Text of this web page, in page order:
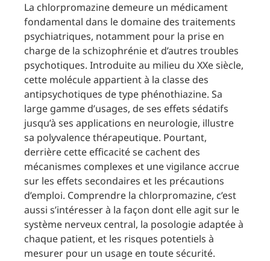
La chlorpromazine demeure un médicament
fondamental dans le domaine des traitements
psychiatriques, notamment pour la prise en
charge de la schizophrénie et d’autres troubles
psychotiques. Introduite au milieu du XXe siècle,
cette molécule appartient à la classe des
antipsychotiques de type phénothiazine. Sa
large gamme d’usages, de ses effets sédatifs
jusqu’à ses applications en neurologie, illustre
sa polyvalence thérapeutique. Pourtant,
derrière cette efficacité se cachent des
mécanismes complexes et une vigilance accrue
sur les effets secondaires et les précautions
d’emploi. Comprendre la chlorpromazine, c’est
aussi s’intéresser à la façon dont elle agit sur le
système nerveux central, la posologie adaptée à
chaque patient, et les risques potentiels à
mesurer pour un usage en toute sécurité.